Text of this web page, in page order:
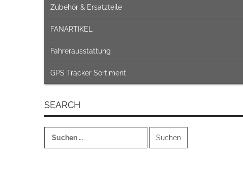
Zubehör & Ersatzteile
FANARTIKEL
Fahrerausstattung
GPS Tracker Sortiment
SEARCH
nach: